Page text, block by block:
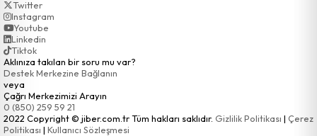
Twitter
Instagram
Youtube
Linkedin
Tiktok
Aklınıza takılan bir soru mu var?
Destek Merkezine Bağlanın
veya
Çağrı Merkezimizi Arayın
0 (850) 259 59 21
2022 Copyright © jiber.com.tr Tüm hakları saklıdır. Gizlilik Politikası | Çerez
Politikası | Kullanıcı Sözleşmesi